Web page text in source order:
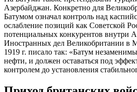
Азербайджан. Конкретно для
Батумом означал контроль над
ослабление позиций как Советской
потенциальных конкурентов внутри
Иностранных дел Великобритании в
1919 г. писало так: «Батум
нефти, и должен оставаться под
контролем до установления